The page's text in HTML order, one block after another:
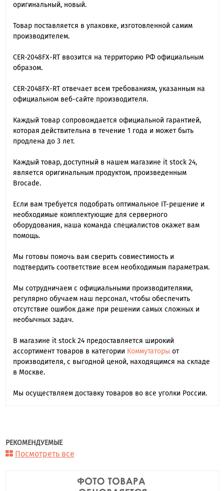
оригинальный, новый.
Товар поставляется в упаковке, изготовленной самим
производителем.
CER-2048FX-RT ввозится на территорию РФ официальным
образом.
CER-2048FX-RT отвечает всем требованиям, указанным на
официальном веб-сайте производителя.
Каждый товар сопровождается официальной гарантией,
которая действительна в течение 1 года и может быть
продлена до 3 лет.
Каждый товар, доступный в нашем магазине it stock 24,
является оригинальным продуктом, произведенным
Brocade.
Если вам требуется подобрать оптимальное IT-решение и
необходимые комплектующие для серверного
оборудования, наша команда специалиcтов окажет вам
помощь.
Мы готовы помочь вам сверить совместимость и
подтвердить соответствие всем необходимым параметрам.
Мы сотрудничаем с официальными производителями,
регулярно обучаем наш персонал, чтобы обеспечить
отсутствие ошибок даже при решении самых сложных и
необычных задач.
В магазине it stock 24 предоставляется широкий
ассортимент товаров в категории Коммутаторы от
производителя, с выгодной ценой, находящимся на складе
в Москве.
Мы осуществляем доставку товаров во все уголки России.
РЕКОМЕНДУЕМЫЕ
Посмотреть все